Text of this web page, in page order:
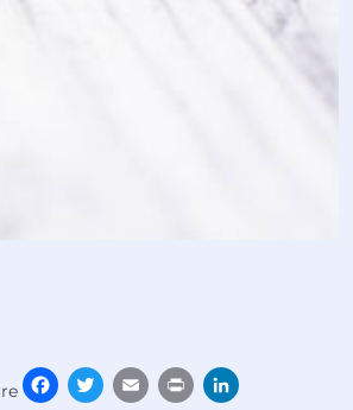
Facebook
TwitterEmail Print